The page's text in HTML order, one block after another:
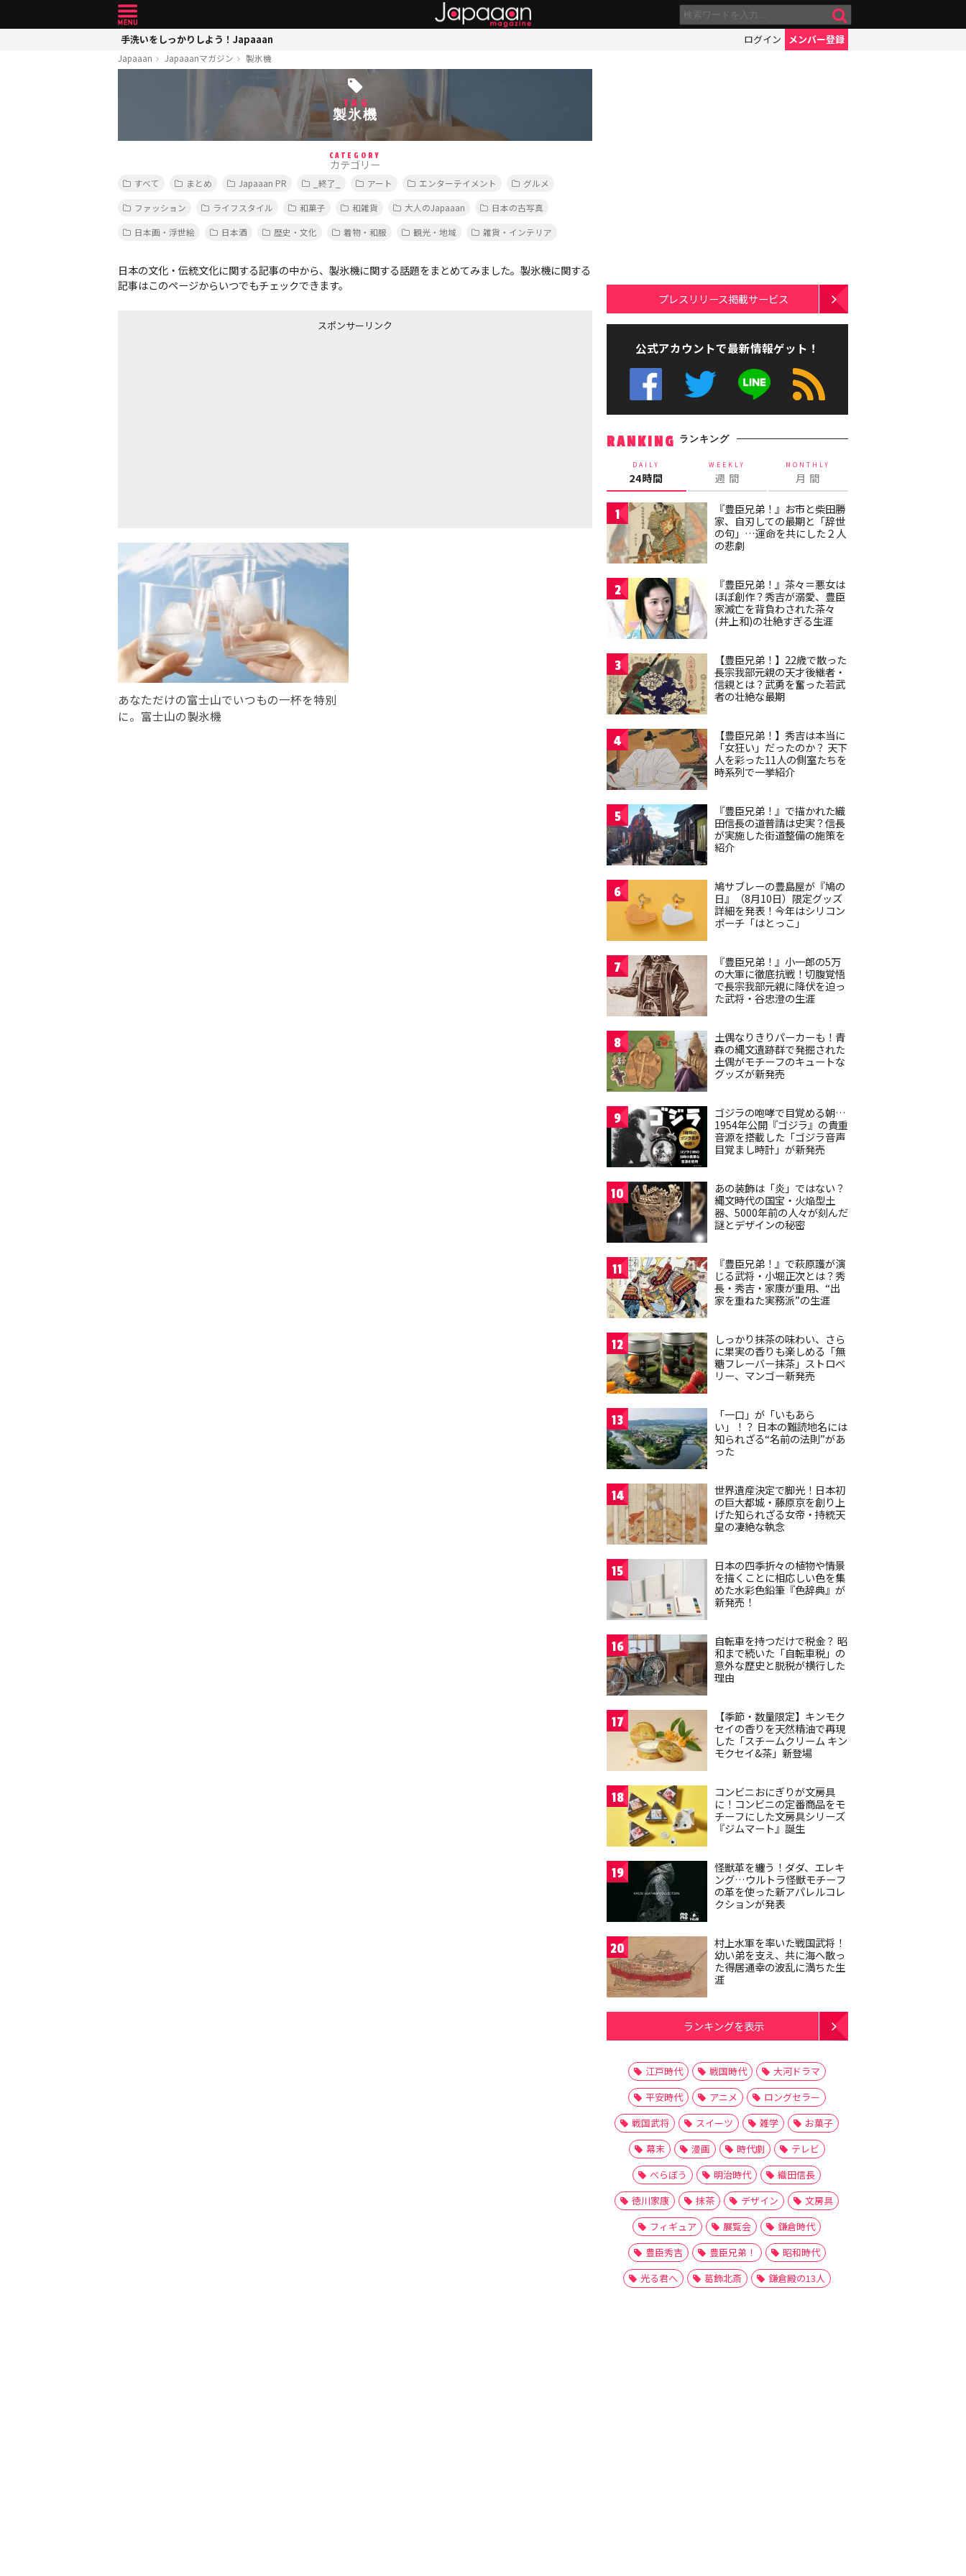
手洗いをしっかりしよう！Japaaan ログイン メンバー登録
Japaaan Japaaanマガジン 製氷機
TAG
製氷機
CATEGORY
カテゴリー
すべて まとめ Japaaan PR _終了_ アート エンターテイメント
グルメ
ファッション
ライフスタイル 和菓子 和雑貨 大人のJapaaan
日本の古写真
日本画・浮世絵
日本酒 歴史・文化 着物・和服 観光・地域 雑貨・インテリア
日本の文化・伝統文化に関する記事の中から、製氷機に関する話題をまとめてみました。製氷機に関する
記事はこのページからいつでもチェックできます。
スポンサーリンク
あなただけの富士山でいつもの一杯を特別
に。富士山の製氷機
プレスリリース掲載サービス
公式アカウントで最新情報ゲット！
RANKING ランキング
DAILY
24時間
WEEKLY
週 間
MONTHLY
月 間
1
『豊臣兄弟！』お市と柴田勝
家、自刃しての最期と「辞世
の句」…運命を共にした２人
の悲劇
2
『豊臣兄弟！』茶々＝悪女は
ほぼ創作？秀吉が溺愛、豊臣
家滅亡を背負わされた茶々
(井上和)の壮絶すぎる生涯
3
【豊臣兄弟！】22歳で散った
長宗我部元親の天才後継者・
信親とは？武勇を奮った若武
者の壮絶な最期
4
【豊臣兄弟！】秀吉は本当に
「女狂い」だったのか？ 天下
人を彩った11人の側室たちを
時系列で一挙紹介
5
『豊臣兄弟！』で描かれた織
田信長の道普請は史実？信長
が実施した街道整備の施策を
紹介
6
鳩サブレーの豊島屋が『鳩の
日』（8月10日）限定グッズ
詳細を発表！今年はシリコン
ポーチ「はとっこ」
7
『豊臣兄弟！』小一郎の5万
の大軍に徹底抗戦！切腹覚悟
で長宗我部元親に降伏を迫っ
た武将・谷忠澄の生涯
8
土偶なりきりパーカーも！青
森の縄文遺跡群で発掘された
土偶がモチーフのキュートな
グッズが新発売
9
ゴジラの咆哮で目覚める朝…
1954年公開『ゴジラ』の貴重
音源を搭載した「ゴジラ音声
目覚まし時計」が新発売
10
あの装飾は「炎」ではない？
縄文時代の国宝・火焔型土
器、5000年前の人々が刻んだ
謎とデザインの秘密
11
『豊臣兄弟！』で萩原護が演
じる武将・小堀正次とは？秀
長・秀吉・家康が重用、“出
家を重ねた実務派”の生涯
12
しっかり抹茶の味わい、さら
に果実の香りも楽しめる「無
糖フレーバー抹茶」ストロベ
リー、マンゴー新発売
13
「一口」が「いもあら
い」！？ 日本の難読地名には
知られざる“名前の法則”があ
った
14
世界遺産決定で脚光！日本初
の巨大都城・藤原京を創り上
げた知られざる女帝・持統天
皇の凄絶な執念
15
日本の四季折々の植物や情景
を描くことに相応しい色を集
めた水彩色鉛筆『色辞典』が
新発売！
16
自転車を持つだけで税金？ 昭
和まで続いた「自転車税」の
意外な歴史と脱税が横行した
理由
17
【季節・数量限定】キンモク
セイの香りを天然精油で再現
した「スチームクリーム キン
モクセイ&茶」新登場
18
コンビニおにぎりが文房具
に！コンビニの定番商品をモ
チーフにした文房具シリーズ
『ジムマート』誕生
19
怪獣革を纏う！ダダ、エレキ
ング…ウルトラ怪獣モチーフ
の革を使った新アパレルコレ
クションが発表
20
村上水軍を率いた戦国武将！
幼い弟を支え、共に海へ散っ
た得居通幸の波乱に満ちた生
涯
ランキングを表示
江戸時代 戦国時代
大河ドラマ
平安時代
アニメ
ロングセラー
戦国武将
スイーツ 雑学
お菓子
幕末
漫画 時代劇
テレビ
べらぼう
明治時代
織田信長
徳川家康
抹茶 デザイン
文房具
フィギュア
展覧会
鎌倉時代
豊臣秀吉
豊臣兄弟！
昭和時代
光る君へ
葛飾北斎 鎌倉殿の13人